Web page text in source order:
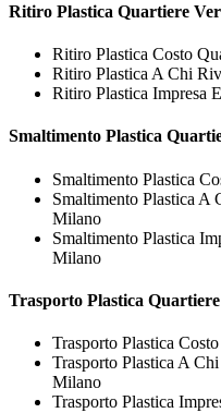
Ritiro Plastica Quartiere
Ritiro Plastica Costo
Ritiro Plastica A Chi
Ritiro Plastica Impresa
Smaltimento Plastica
Smaltimento Plastica
Smaltimento Plastica A
Milano
Smaltimento Plastica
Milano
Trasporto Plastica
Trasporto Plastica
Trasporto Plastica A
Milano
Trasporto Plastica